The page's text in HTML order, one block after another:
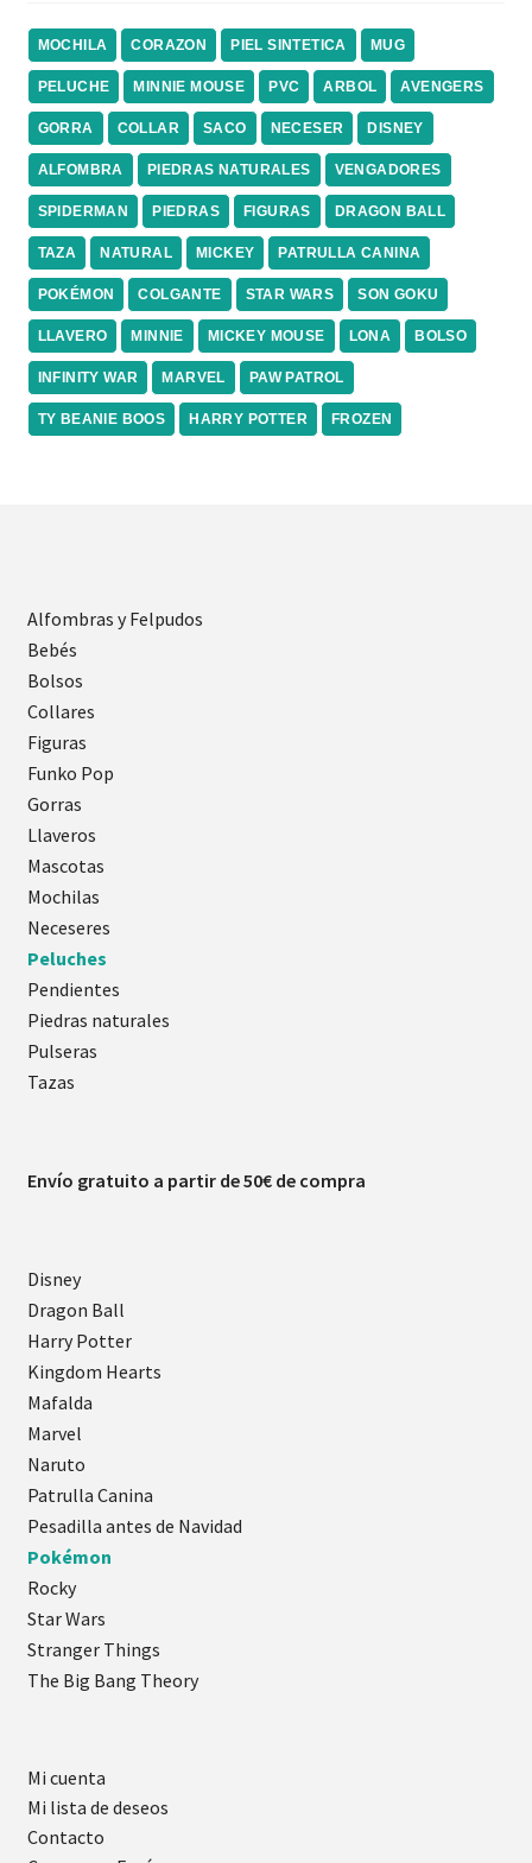
MOCHILA CORAZON PIEL SINTETICA MUG
PELUCHE MINNIE MOUSE PVC ARBOL AVENGERS
GORRA COLLAR SACO NECESER DISNEY
ALFOMBRA PIEDRAS NATURALES VENGADORES
SPIDERMAN PIEDRAS FIGURAS DRAGON BALL
TAZA NATURAL MICKEY PATRULLA CANINA
POKÉMON COLGANTE STAR WARS SON GOKU
LLAVERO MINNIE MICKEY MOUSE LONA BOLSO
INFINITY WAR MARVEL PAW PATROL
TY BEANIE BOOS HARRY POTTER FROZEN
Alfombras y Felpudos
Bebés
Bolsos
Collares
Figuras
Funko Pop
Gorras
Llaveros
Mascotas
Mochilas
Neceseres
Peluches
Pendientes
Piedras naturales
Pulseras
Tazas
Envío gratuito a partir de 50€ de compra
Disney
Dragon Ball
Harry Potter
Kingdom Hearts
Mafalda
Marvel
Naruto
Patrulla Canina
Pesadilla antes de Navidad
Pokémon
Rocky
Star Wars
Stranger Things
The Big Bang Theory
Mi cuenta
Mi lista de deseos
Contacto